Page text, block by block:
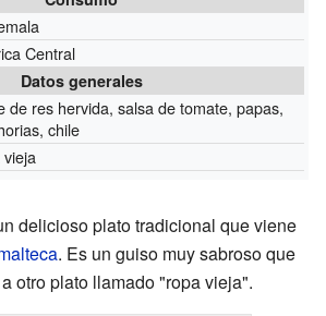
Central
Datos generales
de res hervida, salsa de tomate, papas,
chile
vieja
delicioso plato tradicional que viene
. Es un guiso muy sabroso que
otro plato llamado "ropa vieja".